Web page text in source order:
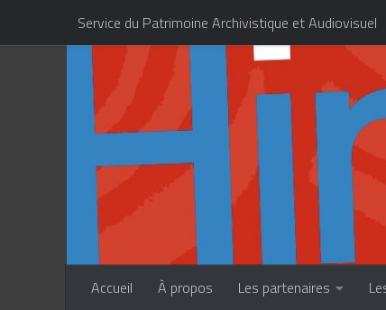
Skip to contentService du Patrimoine Archivistique et Audiovisuel
Centre des Métiers d’Art de la Polynésie française
Accueil À propos Les partenaires